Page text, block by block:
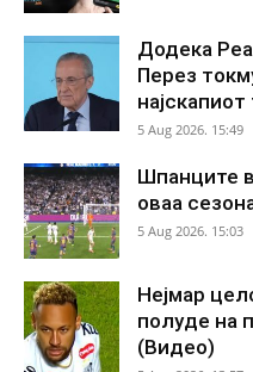
Додека
Перез
5 Aug 2026. 15:49
Шпанците
оваа
5 Aug 2026. 15:03
Нејмар
полуде на
(Видео)